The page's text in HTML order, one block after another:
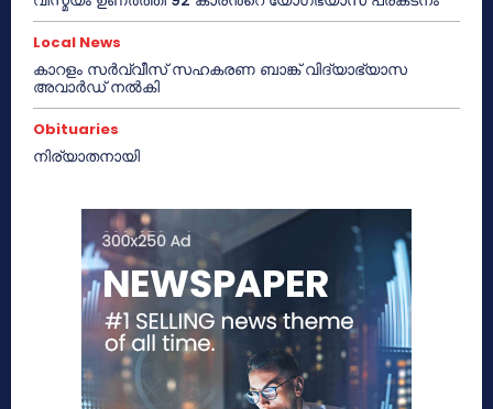
Local News
കാറളം സർവ്വീസ് സഹകരണ ബാങ്ക് വിദ്യാഭ്യാസ
അവാർഡ് നൽകി
Obituaries
നിര്യാതനായി